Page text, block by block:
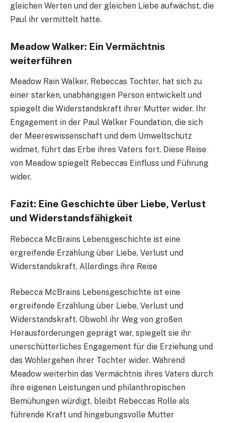
gleichen Werten und der gleichen Liebe aufwächst, die
Paul ihr vermittelt hatte.
Meadow Walker: Ein Vermächtnis
weiterführen
Meadow Rain Walker, Rebeccas Tochter, hat sich zu
einer starken, unabhängigen Person entwickelt und
spiegelt die Widerstandskraft ihrer Mutter wider. Ihr
Engagement in der Paul Walker Foundation, die sich
der Meereswissenschaft und dem Umweltschutz
widmet, führt das Erbe ihres Vaters fort. Diese Reise
von Meadow spiegelt Rebeccas Einfluss und Führung
wider.
Fazit: Eine Geschichte über Liebe, Verlust
und Widerstandsfähigkeit
Rebecca McBrains Lebensgeschichte ist eine
ergreifende Erzählung über Liebe, Verlust und
Widerstandskraft. Allerdings ihre Reise
Rebecca McBrains Lebensgeschichte ist eine
ergreifende Erzählung über Liebe, Verlust und
Widerstandskraft. Obwohl ihr Weg von großen
Herausforderungen geprägt war, spiegelt sie ihr
unerschütterliches Engagement für die Erziehung und
das Wohlergehen ihrer Tochter wider. Während
Meadow weiterhin das Vermächtnis ihres Vaters durch
ihre eigenen Leistungen und philanthropischen
Bemühungen würdigt, bleibt Rebeccas Rolle als
führende Kraft und hingebungsvolle Mutter